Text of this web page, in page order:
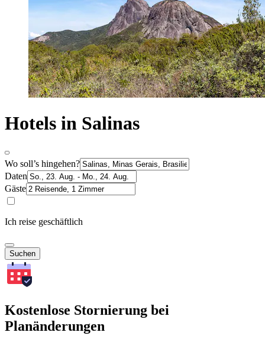
Hotels in Salinas
Wo soll’s hingehen?
Daten
Gäste
Ich reise geschäftlich
Suchen
Kostenlose Stornierung bei
Planänderungen